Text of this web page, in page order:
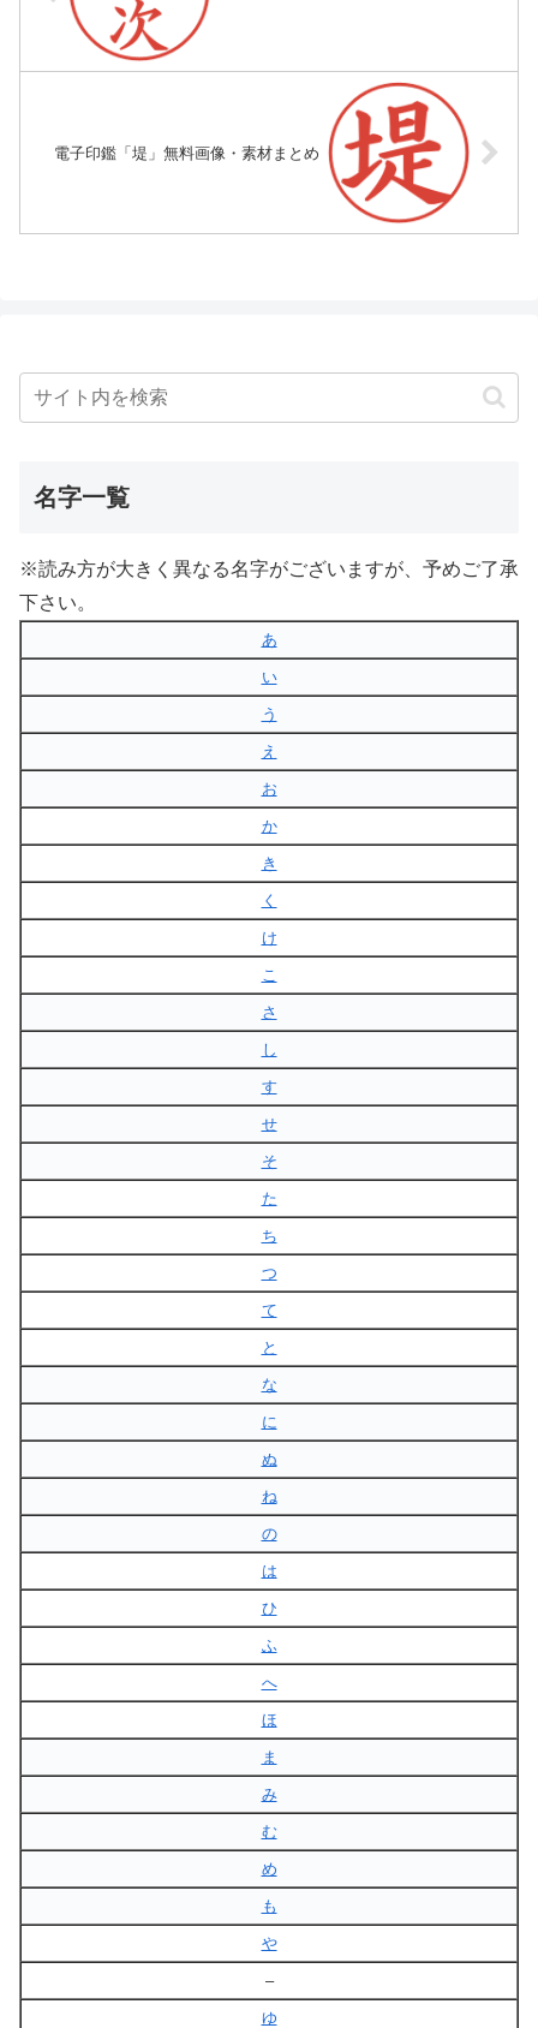
電子印鑑「堤」無料画像・素材まとめ
名字一覧
※読み方が大きく異なる名字がございますが、予めご了承
下さい。
あ
い
う
え
お
か
き
く
け
こ
さ
し
す
せ
そ
た
ち
つ
て
と
な
に
ぬ
ね
の
は
ひ
ふ
へ
ほ
ま
み
む
め
も
や
–
ゆ